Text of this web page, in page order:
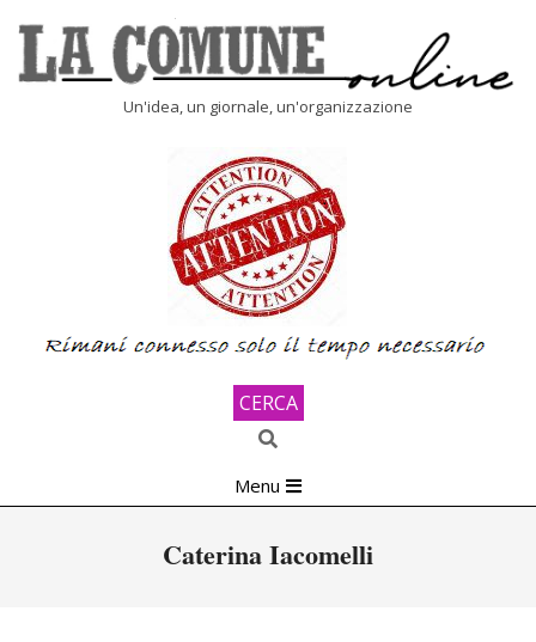
content
Un'idea, un giornale, un'organizzazione
CERCA
Search
Navigation
Menu
Caterina Iacomelli